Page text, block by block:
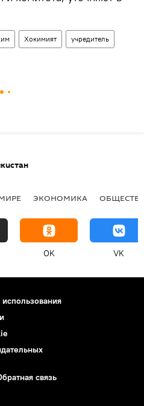
Хокимият учредитель
ЭКОНОМИКА
OK VK
связь